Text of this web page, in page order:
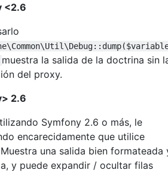
<2.6
muestra la salida de la doctrina sin
del proxy.
2.6
Symfony 2.6 o más, le
encarecidamente que utilice
una salida bien formateada
y puede expandir / ocultar filas